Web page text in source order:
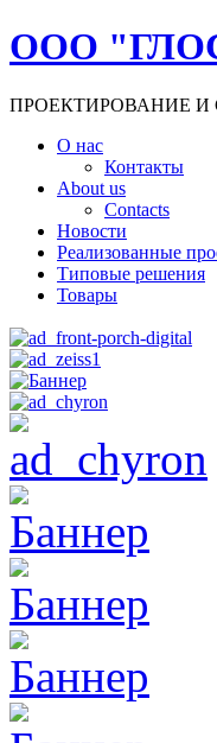
ООО
ПРОЕКТИРОВАНИЕ И
О нас
Контакты
About us
Contacts
Новости
Реализованные
Типовые решения
Товары